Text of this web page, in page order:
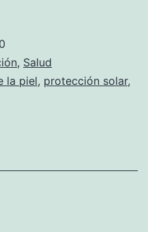
los
365
, Salud
la piel, protección solar,